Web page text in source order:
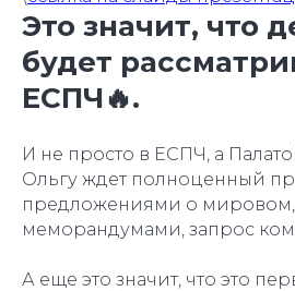
Это значит, что
будет
ЕСПЧ🔥.
И не просто в ЕСПЧ, а
Ольгу ждет полноценный
предложениями о
меморандумами, запрос
А еще это значит, что это